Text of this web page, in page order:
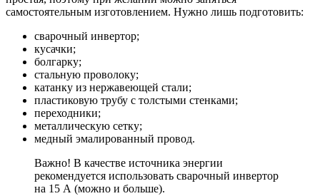
самостоятельным изготовлением. Нужно лишь подготовить:
сварочный инвертор;
кусачки;
болгарку;
стальную проволоку;
катанку из нержавеющей стали;
пластиковую трубу с толстыми стенками;
переходники;
металлическую сетку;
медный эмалированный провод.
Важно! В качестве источника энергии
рекомендуется использовать сварочный инвертор
на 15 А (можно и больше).